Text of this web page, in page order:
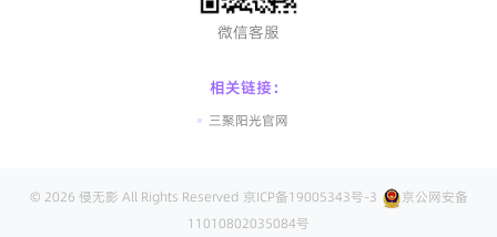
微信客服
相关链接：
三聚阳光官网
© 2026 侵无影 All Rights Reserved 京ICP备19005343号-3
京公网安备
11010802035084号